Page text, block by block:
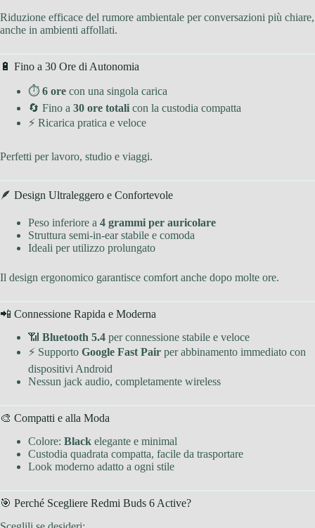
Riduzione efficace del rumore ambientale per conversazioni più chiare,
anche in ambienti affollati.
🔋 Fino a 30 Ore di Autonomia
⏱ 6 ore con una singola carica
🔄 Fino a 30 ore totali con la custodia compatta
⚡ Ricarica pratica e veloce
Perfetti per lavoro, studio e viaggi.
🪶 Design Ultraleggero e Confortevole
Peso inferiore a 4 grammi per auricolare
Struttura semi-in-ear stabile e comoda
Ideali per utilizzo prolungato
Il design ergonomico garantisce comfort anche dopo molte ore.
📲 Connessione Rapida e Moderna
📶 Bluetooth 5.4 per connessione stabile e veloce
⚡ Supporto Google Fast Pair per abbinamento immediato con
dispositivi Android
Nessun jack audio, completamente wireless
🎨 Compatti e alla Moda
Colore: Black elegante e minimal
Custodia quadrata compatta, facile da trasportare
Look moderno adatto a ogni stile
🎯 Perché Scegliere Redmi Buds 6 Active?